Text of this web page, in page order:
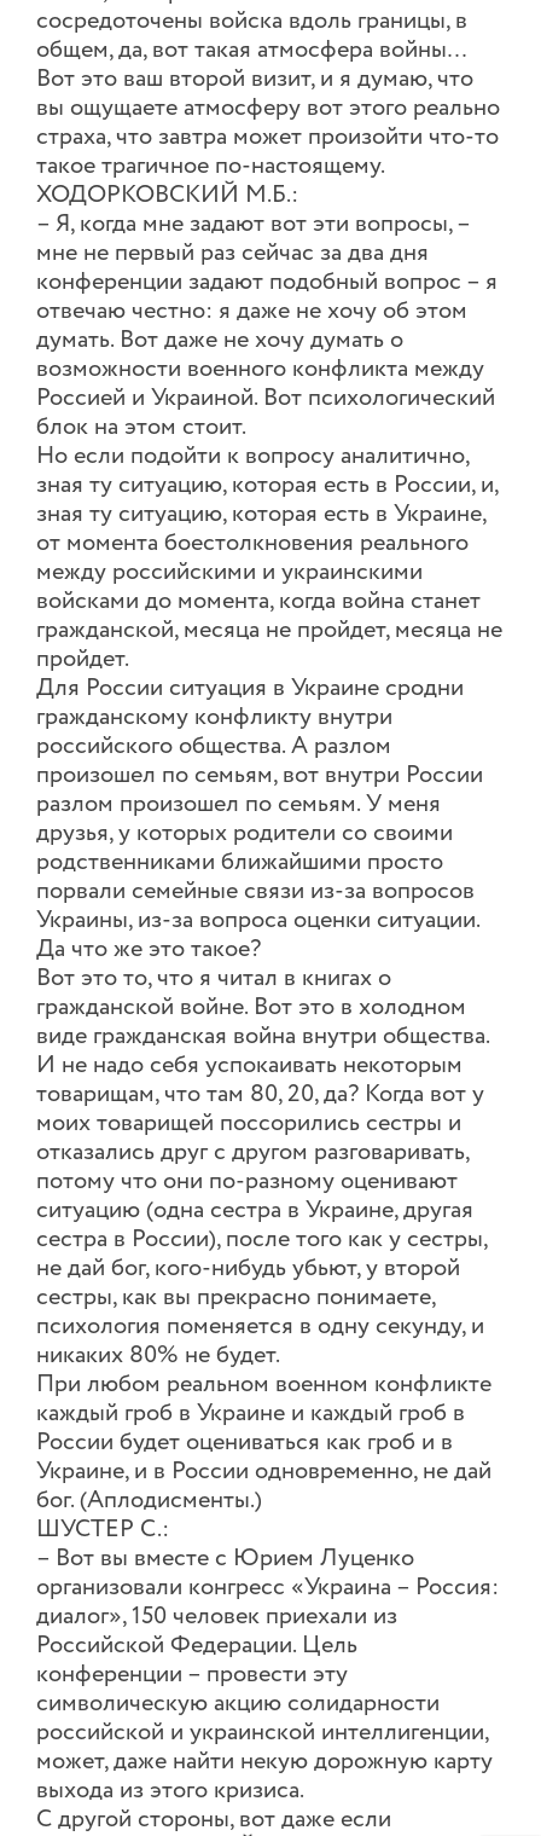
сосредоточены войска вдоль границы, в
общем, да, вот такая атмосфера войны…
Вот это ваш второй визит, и я думаю, что
вы ощущаете атмосферу вот этого реально
страха, что завтра может произойти что-то
такое трагичное по-настоящему.
ХОДОРКОВСКИЙ М.Б.:
– Я, когда мне задают вот эти вопросы, –
мне не первый раз сейчас за два дня
конференции задают подобный вопрос – я
отвечаю честно: я даже не хочу об этом
думать. Вот даже не хочу думать о
возможности военного конфликта между
Россией и Украиной. Вот психологический
блок на этом стоит.
Но если подойти к вопросу аналитично,
зная ту ситуацию, которая есть в России, и,
зная ту ситуацию, которая есть в Украине,
от момента боестолкновения реального
между российскими и украинскими
войсками до момента, когда война станет
гражданской, месяца не пройдет, месяца не
пройдет.
Для России ситуация в Украине сродни
гражданскому конфликту внутри
российского общества. А разлом
произошел по семьям, вот внутри России
разлом произошел по семьям. У меня
друзья, у которых родители со своими
родственниками ближайшими просто
порвали семейные связи из-за вопросов
Украины, из-за вопроса оценки ситуации.
Да что же это такое?
Вот это то, что я читал в книгах о
гражданской войне. Вот это в холодном
виде гражданская война внутри общества.
И не надо себя успокаивать некоторым
товарищам, что там 80, 20, да? Когда вот у
моих товарищей поссорились сестры и
отказались друг с другом разговаривать,
потому что они по-разному оценивают
ситуацию (одна сестра в Украине, другая
сестра в России), после того как у сестры,
не дай бог, кого-нибудь убьют, у второй
сестры, как вы прекрасно понимаете,
психология поменяется в одну секунду, и
никаких 80% не будет.
При любом реальном военном конфликте
каждый гроб в Украине и каждый гроб в
России будет оцениваться как гроб и в
Украине, и в России одновременно, не дай
бог. (Аплодисменты.)
ШУСТЕР С.:
– Вот вы вместе с Юрием Луценко
организовали конгресс «Украина – Россия:
диалог», 150 человек приехали из
Российской Федерации. Цель
конференции – провести эту
символическую акцию солидарности
российской и украинской интеллигенции,
может, даже найти некую дорожную карту
выхода из этого кризиса.
С другой стороны, вот даже если